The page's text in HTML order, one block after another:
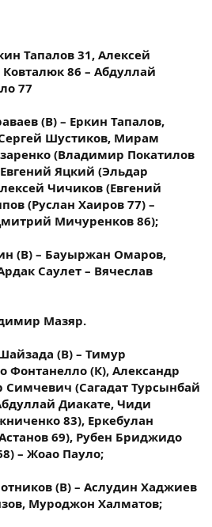
Тапалов 31, Алексей
86 – Абдуллай
77
(В) – Еркин Тапалов,
Шустиков, Мирам
(Владимир Покатилов
Яцкий (Эльдар
Чичиков (Евгений
(Руслан Хаиров 77) –
Мичуренков 86);
(В) – Бауыржан Омаров,
Саулет – Вячеслав
Мазяр.
(В) – Тимур
Фонтанелло (К), Александр
Симчевич (Сагадат Турсынбай
Диакате, ​Чиди
83), Еркебулан
69), Рубен Бриджидо
– Жоао Пауло;
(В) – Аслудин Хаджиев
Муроджон Халматов;